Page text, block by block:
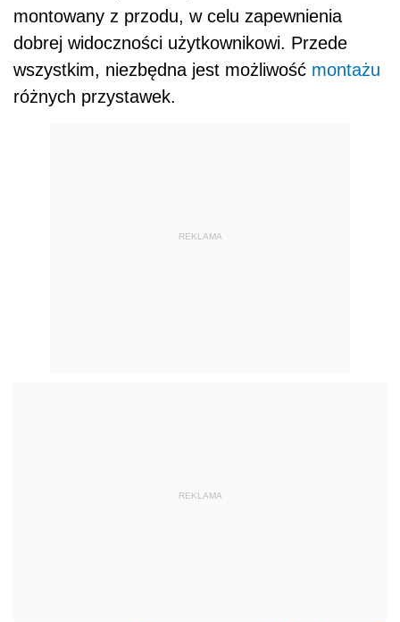
montowany z przodu, w celu zapewnienia
dobrej widoczności użytkownikowi. Przede
wszystkim, niezbędna jest możliwość montażu
różnych przystawek.
REKLAMA
REKLAMA